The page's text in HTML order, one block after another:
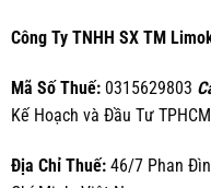
Công Ty TNHH SX TM
Mã Số Thuế:0315629803
Kế Hoạch và Đầu Tư TPHCM
Địa Chỉ Thuế:46/7 Phan